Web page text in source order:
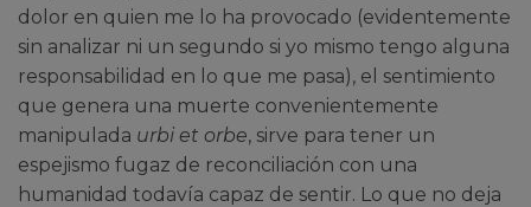
dolor en quien me lo ha provocado (evidentemente
sin analizar ni un segundo si yo mismo tengo alguna
responsabilidad en lo que me pasa), el sentimiento
que genera una muerte convenientemente
manipulada urbi et orbe, sirve para tener un
espejismo fugaz de reconciliación con una
humanidad todavía capaz de sentir. Lo que no deja